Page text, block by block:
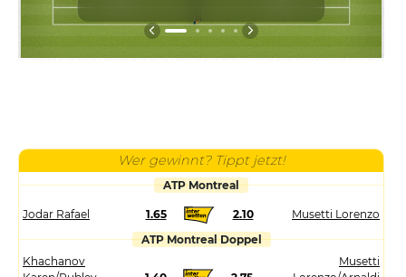
Wer gewinnt? Tippt jetzt!
ATP Montreal
Jodar Rafael 1.65 2.10
Musetti Lorenzo
ATP Montreal Doppel
Khachanov
Musetti